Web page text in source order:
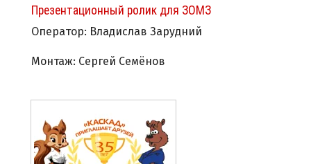
Презентационный ролик для ЗОМЗ
Оператор: Владислав Зарудний
Монтаж: Сергей Семёнов